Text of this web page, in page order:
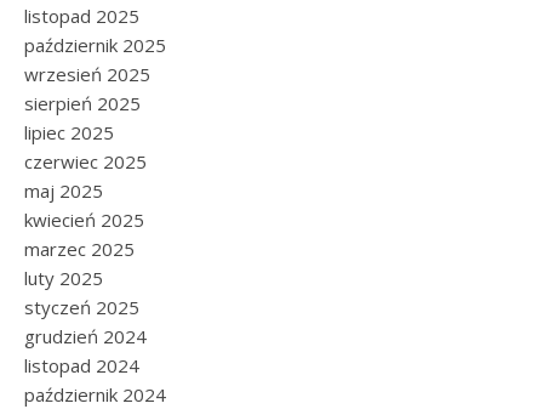
listopad 2025
październik 2025
wrzesień 2025
sierpień 2025
lipiec 2025
czerwiec 2025
maj 2025
kwiecień 2025
marzec 2025
luty 2025
styczeń 2025
grudzień 2024
listopad 2024
październik 2024